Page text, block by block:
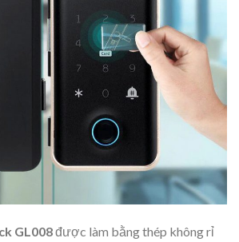
GL008được làm bằng thép không rỉ